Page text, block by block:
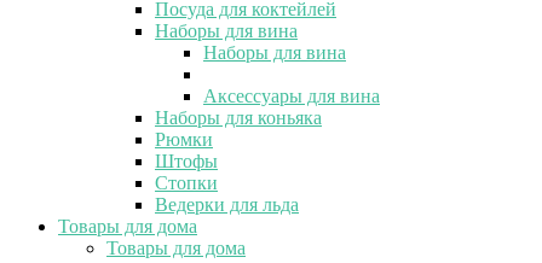
Посуда для коктейлей
Наборы для вина
Наборы для вина
Аксессуары для вина
Наборы для коньяка
Рюмки
Штофы
Стопки
Ведерки для льда
Товары для дома
Товары для дома